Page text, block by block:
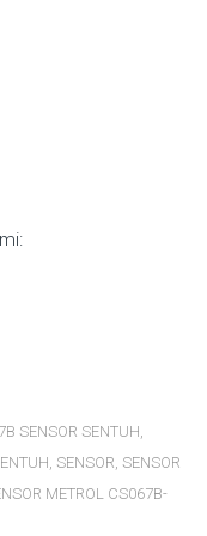
SENSOR SENTUH,
, SENSOR, SENSOR
METROL CS067B-